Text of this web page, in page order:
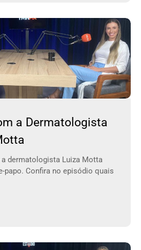
a Dermatologista
dermatologista Luiza Motta
papo. Confira no episódio quais